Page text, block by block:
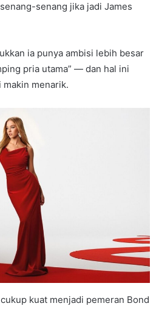
senang jika jadi James
ia punya ambisi lebih besar
pria utama” — dan hal ini
menarik.
kuat menjadi pemeran Bond